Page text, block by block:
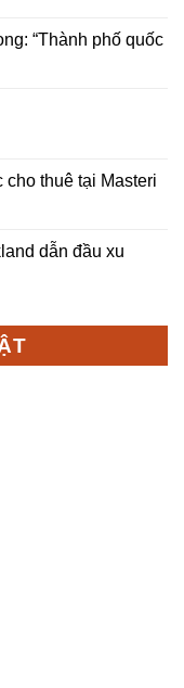
“Thành phố quốc
thuê tại Masteri
dẫn đầu xu